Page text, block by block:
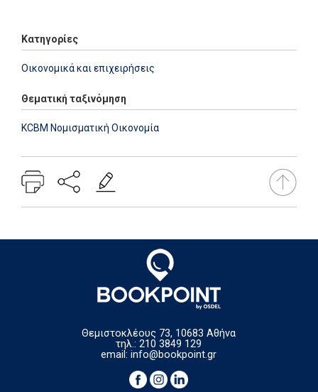
Κατηγορίες
Οικονομικά και επιχειρήσεις
Θεματική ταξινόμηση
KCBM Νομισματική Οικονομία
Θεμιστοκλέους 73, 10683 Αθήνα
τηλ.: 210 3849 129
email:info@bookpoint.gr